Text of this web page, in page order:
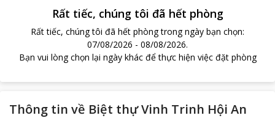
Rất tiếc, chúng tôi đã hết phòng
Rất tiếc, chúng tôi đã hết phòng trong ngày bạn chọn:
07/08/2026 - 08/08/2026.
Bạn vui lòng chọn lại ngày khác để thực hiện việc đặt phòng
Thông tin về Biệt thự Vinh Trinh Hội An